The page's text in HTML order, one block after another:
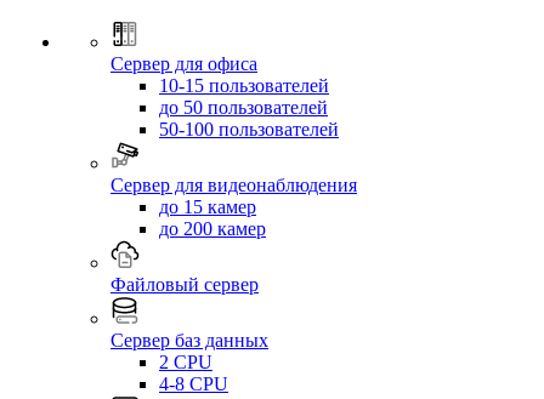
Сервер для офиса
10-15 пользователей
до 50 пользователей
50-100 пользователей
Сервер для видеонаблюдения
до 15 камер
до 200 камер
Файловый сервер
Сервер баз данных
2 CPU
4-8 CPU